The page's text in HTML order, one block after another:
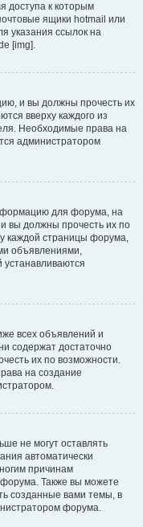
доступа к которым
ящики hotmail или
указания ссылок на
[img].
и вы должны прочесть их
вверху каждого из
Необходимые права на
администратором
для форума, на
вы должны прочесть их по
каждой страницы форума,
объявлениями,
всех объявлений и
содержат достаточно
их по возможности.
на создание
не могут оставлять
автоматически
причинам
Также вы можете
созданные вами темы, в
форума.